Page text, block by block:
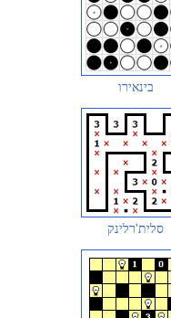
בינאירו
סלית'רלינק